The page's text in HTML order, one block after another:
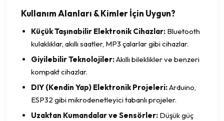
Kullanım Alanları & Kimler İçin Uygun?
Küçük Taşınabilir Elektronik Cihazlar: Bluetooth
kulaklıklar, akıllı saatler, MP3 çalarlar gibi cihazlar.
Giyilebilir Teknolojiler:Akıllı bileklikler ve benzeri
kompakt cihazlar.
DIY (Kendin Yap) Elektronik Projeleri:Arduino,
ESP32 gibi mikrodenetleyici tabanlı projeler.
Uzaktan Kumandalar ve Sensörler: Düşük güç